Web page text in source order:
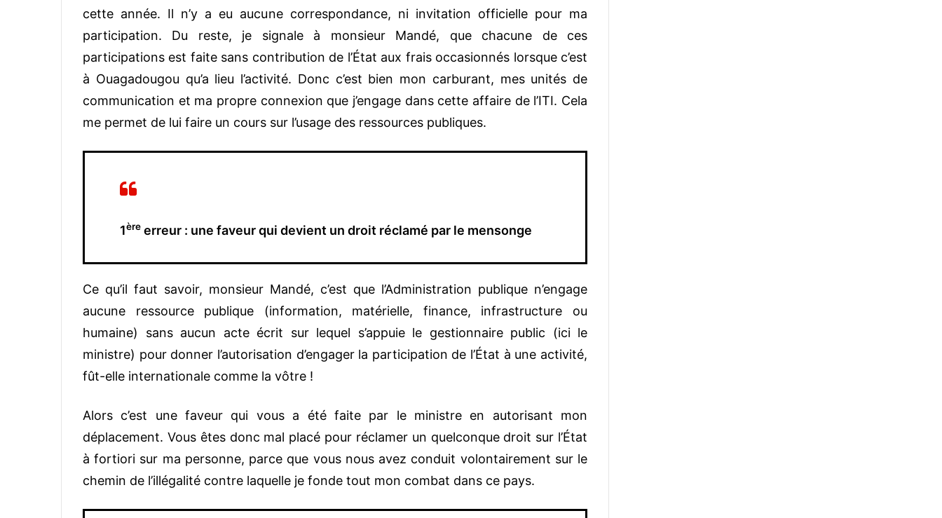
cette année. Il n’y a eu aucune correspondance, ni invitation officielle pour ma
participation. Du reste, je signale à monsieur Mandé, que chacune de ces
participations est faite sans contribution de l’État aux frais occasionnés lorsque c’est
à Ouagadougou qu’a lieu l’activité. Donc c’est bien mon carburant, mes unités de
communication et ma propre connexion que j’engage dans cette affaire de l’ITI. Cela
me permet de lui faire un cours sur l’usage des ressources publiques.
1ère erreur : une faveur qui devient un droit réclamé par le mensonge
Ce qu’il faut savoir, monsieur Mandé, c’est que l’Administration publique n’engage
aucune ressource publique (information, matérielle, finance, infrastructure ou
humaine) sans aucun acte écrit sur lequel s’appuie le gestionnaire public (ici le
ministre) pour donner l’autorisation d’engager la participation de l’État à une activité,
fût-elle internationale comme la vôtre !
Alors c’est une faveur qui vous a été faite par le ministre en autorisant mon
déplacement. Vous êtes donc mal placé pour réclamer un quelconque droit sur l’État
à fortiori sur ma personne, parce que vous nous avez conduit volontairement sur le
chemin de l’illégalité contre laquelle je fonde tout mon combat dans ce pays.